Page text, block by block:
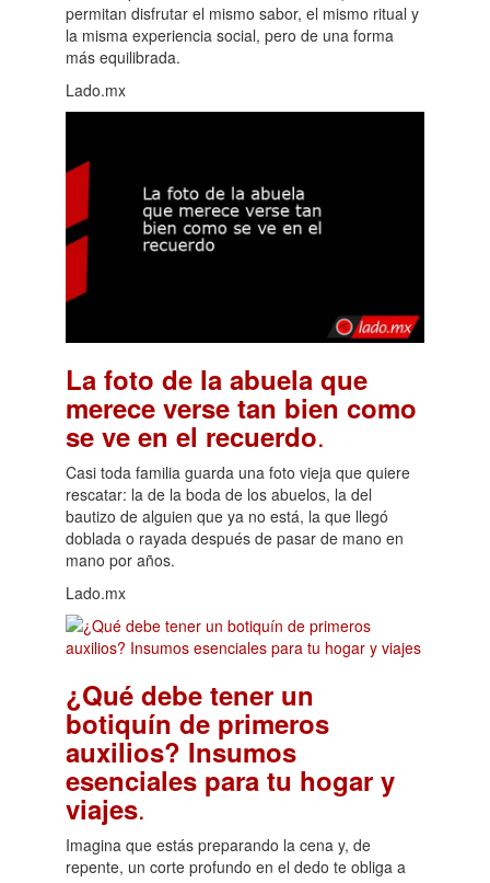
permitan disfrutar el mismo sabor, el mismo ritual y
la misma experiencia social, pero de una forma
más equilibrada.
Lado.mx
La foto de la abuela que
merece verse tan bien como
se ve en el recuerdo.
Casi toda familia guarda una foto vieja que quiere
rescatar: la de la boda de los abuelos, la del
bautizo de alguien que ya no está, la que llegó
doblada o rayada después de pasar de mano en
mano por años.
Lado.mx
¿Qué debe tener un
botiquín de primeros
auxilios? Insumos
esenciales para tu hogar y
viajes.
Imagina que estás preparando la cena y, de
repente, un corte profundo en el dedo te obliga a